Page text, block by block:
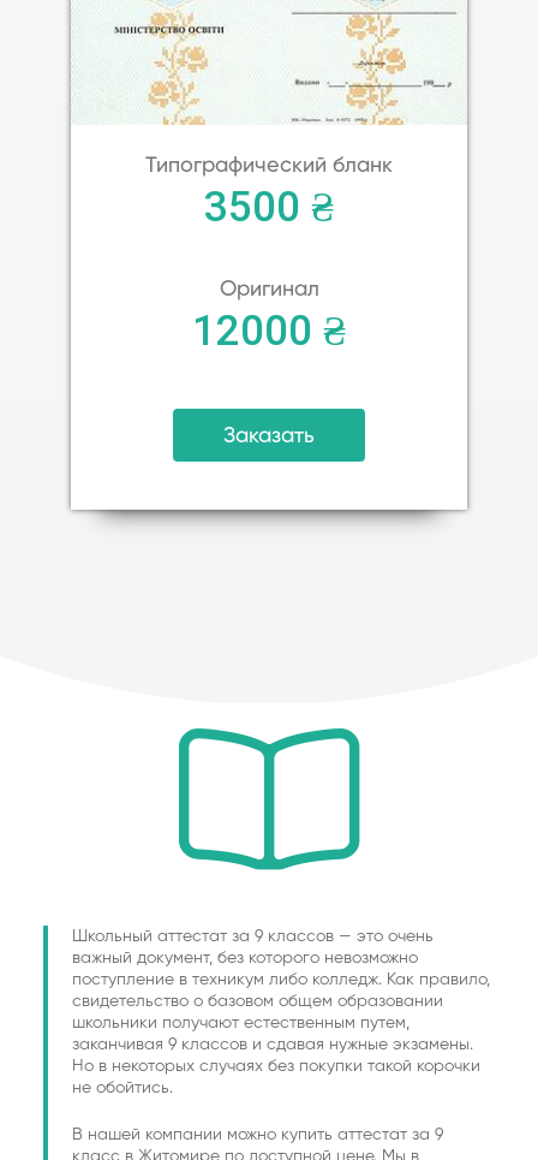
Типографический бланк
3500 ₴
Оригинал
12000 ₴
Заказать
Школьный аттестат за 9 классов — это очень
важный документ, без которого невозможно
поступление в техникум либо колледж. Как правило,
свидетельство о базовом общем образовании
школьники получают естественным путем,
заканчивая 9 классов и сдавая нужные экзамены.
Но в некоторых случаях без покупки такой корочки
не обойтись.
В нашей компании можно купить аттестат за 9
класс в Житомире по доступной цене. Мы в